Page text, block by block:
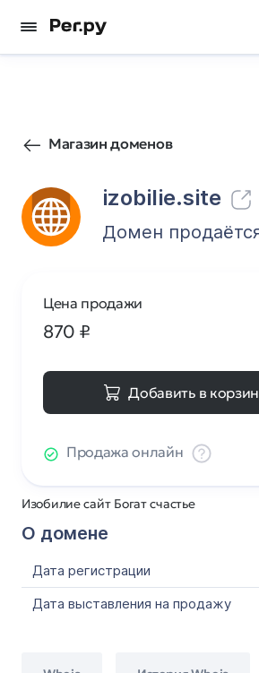
Магазин доменов
izobilie.site
Домен
Изобилие сайт Богат счастье
О домене
Дата регистрации
Дата выставления на продажу
Цена продажи
870 ₽
Добавить в
Продажа онлайн